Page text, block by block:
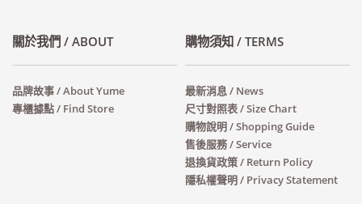
關於我們 / ABOUT
品牌故事 / About Yume
專櫃據點 / Find Store
購物須知 / TERMS
最新消息 / News
尺寸對照表 / Size Chart
購物說明 / Shopping Guide
售後服務 / Service
退換貨政策 / Return Policy
隱私權聲明 / Privacy Statement